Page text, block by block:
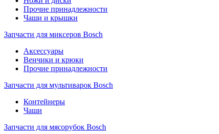
Прочие принадлежности
Чаши и крышки
Запчасти для миксеров Bosch
Аксессуары
Венчики и крюки
Прочие принадлежности
Запчасти для мультиварок Bosch
Контейнеры
Чаши
Запчасти для мясорубок Bosch